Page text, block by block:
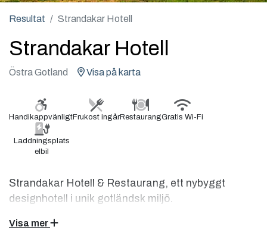
Resultat Strandakar Hotell
Strandakar Hotell
Östra Gotland Visa på karta
HandikappvänligtFrukost ingårRestaurangGratis Wi-Fi
Laddningsplats
elbil
Strandakar Hotell & Restaurang, ett nybyggt
designhotell i unik gotländsk miljö.
Lämna vardagens stress och må gott i lugnet och harmonin
Visa mer